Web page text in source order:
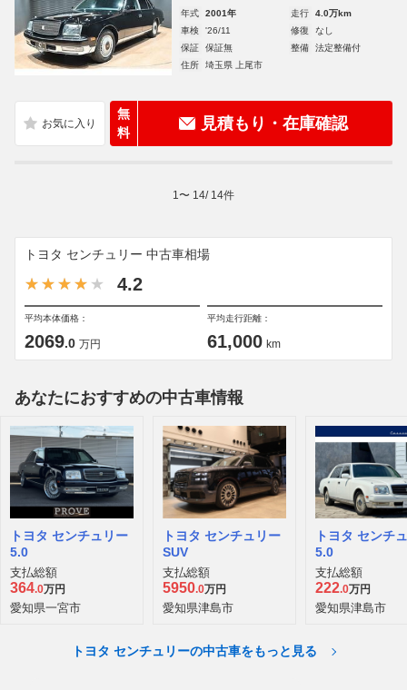
年式 2001年 走行
4.0万km
車検
'26/11 修復
なし
保証
保証無 整備
法定整備付
住所
埼玉県 上尾市
無
料
見積もり・在庫確認
1〜 14/ 14件
トヨタ センチュリー 中古車相場
4.2
平均本体価格：
2069.0 万円
平均走行距離：
61,000 km
あなたにおすすめの中古車情報
トヨタ センチュリー
5.0
支払総額
364.0万円
愛知県一宮市
トヨタ センチュリー
SUV
支払総額
5950.0万円
愛知県津島市
トヨタ センチ
5.0
支払総額
222.0万円
愛知県津島市
トヨタ センチュリーの中古車をもっと見る